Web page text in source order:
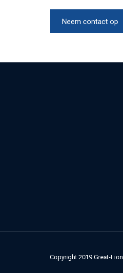
Neem contact op
Copyright 2019 Great-Lion